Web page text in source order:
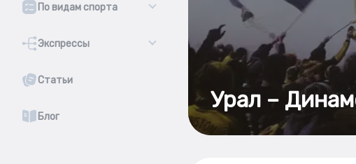
По видам спорта
Экспрессы
Статьи
Блог
Урал –